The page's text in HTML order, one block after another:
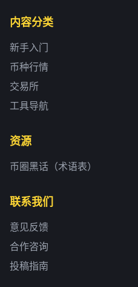
内容分类
新手入门
币种行情
交易所
工具导航
资源
币圈黑话（术语表）
联系我们
意见反馈
合作咨询
投稿指南